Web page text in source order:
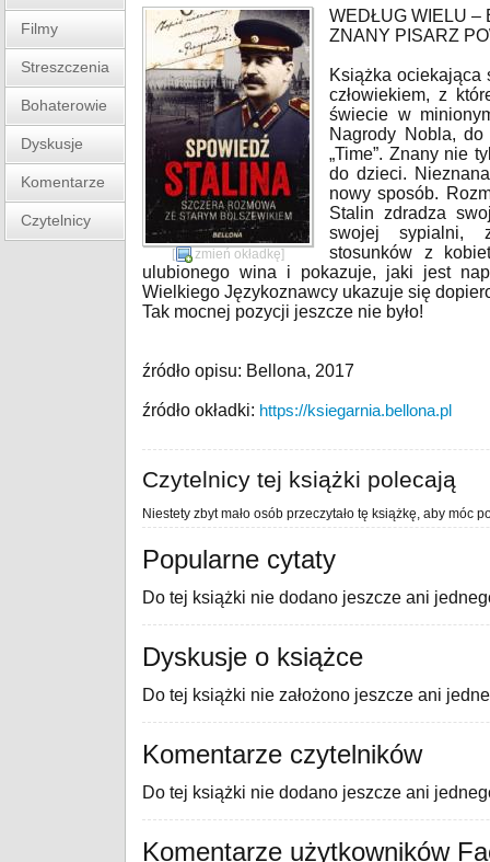
Filmy
Streszczenia
Bohaterowie
Dyskusje
Komentarze
Czytelnicy
[ zmień okładkę]
WEDŁUG WIELU –
ZNANY PISARZ
Książka ociekająca
człowiekiem, z
świecie w
Nagrody Nobla, do
„Time”. Znany nie
do dzieci.
nowy sposób.
Stalin zdradza
swojej sypialni,
stosunków z
ulubionego wina i pokazuje, jaki jest
Wielkiego Językoznawcy ukazuje się
Tak mocnej pozycji jeszcze nie było!
źródło opisu: Bellona, 2017
źródło okładki: https://ksiegarnia.bellona.pl
Czytelnicy tej książki polecają
Niestety zbyt mało osób przeczytało tę książkę, aby móc
Popularne cytaty
Do tej książki nie dodano jeszcze ani
Dyskusje o książce
Do tej książki nie założono jeszcze ani
Komentarze czytelników
Do tej książki nie dodano jeszcze ani
Komentarze użytkowników